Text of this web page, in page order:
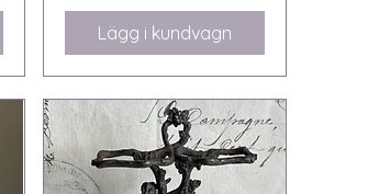
Lägg i kundvagn